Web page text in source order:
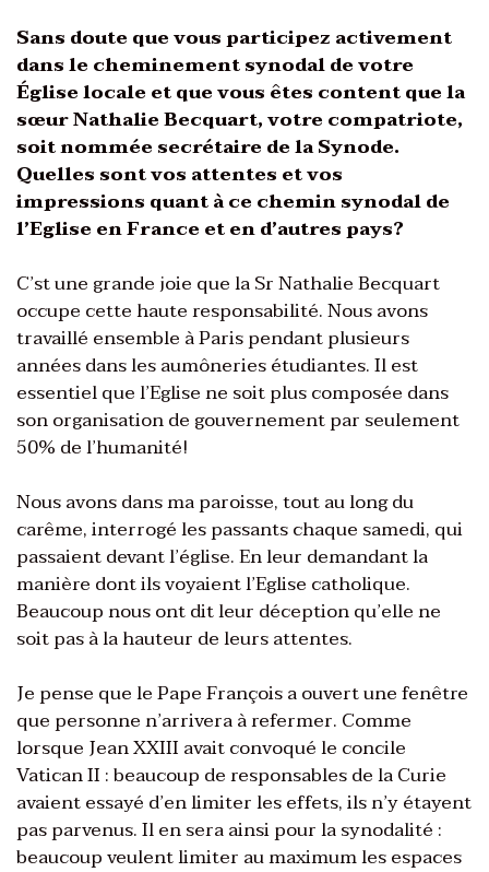
Sans doute que vous participez activement
dans le cheminement synodal de votre
Église locale et que vous êtes content que la
sœur Nathalie Becquart, votre compatriote,
soit nommée secrétaire de la Synode.
Quelles sont vos attentes et vos
impressions quant à ce chemin synodal de
l’Eglise en France et en d’autres pays?
C’st une grande joie que la Sr Nathalie Becquart
occupe cette haute responsabilité. Nous avons
travaillé ensemble à Paris pendant plusieurs
années dans les aumôneries étudiantes. Il est
essentiel que l’Eglise ne soit plus composée dans
son organisation de gouvernement par seulement
50% de l’humanité!
Nous avons dans ma paroisse, tout au long du
carême, interrogé les passants chaque samedi, qui
passaient devant l’église. En leur demandant la
manière dont ils voyaient l’Eglise catholique.
Beaucoup nous ont dit leur déception qu’elle ne
soit pas à la hauteur de leurs attentes.
Je pense que le Pape François a ouvert une fenêtre
que personne n’arrivera à refermer. Comme
lorsque Jean XXIII avait convoqué le concile
Vatican II : beaucoup de responsables de la Curie
avaient essayé d’en limiter les effets, ils n’y étayent
pas parvenus. Il en sera ainsi pour la synodalité :
beaucoup veulent limiter au maximum les espaces